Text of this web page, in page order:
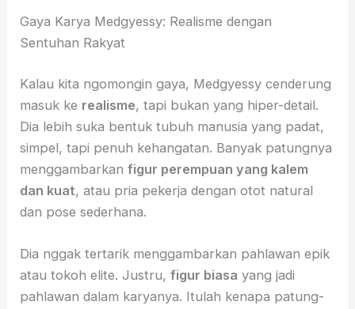
Gaya Karya Medgyessy: Realisme dengan
Sentuhan Rakyat
Kalau kita ngomongin gaya, Medgyessy cenderung
masuk ke realisme, tapi bukan yang hiper-detail.
Dia lebih suka bentuk tubuh manusia yang padat,
simpel, tapi penuh kehangatan. Banyak patungnya
menggambarkanfigur perempuan yang kalem
dan kuat, atau pria pekerja dengan otot natural
dan pose sederhana.
Dia nggak tertarik menggambarkan pahlawan epik
atau tokoh elite. Justru,figur biasa yang jadi
pahlawan dalam karyanya. Itulah kenapa patung-